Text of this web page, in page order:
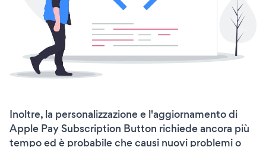
Inoltre, la personalizzazione e l'aggiornamento di
Apple Pay Subscription Button richiede ancora più
tempo ed è probabile che causi nuovi problemi o